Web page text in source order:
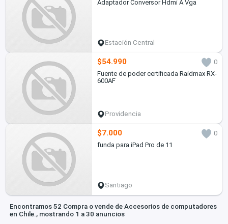
Adaptador Conversor Hdmi A Vga
Estación Central
$54.990
0
Fuente de poder certificada Raidmax RX-
600AF
Providencia
$7.000
0
funda para iPad Pro de 11
Santiago
Encontramos 52 Compra o vende de Accesorios de computadores
en Chile., mostrando 1 a 30 anuncios